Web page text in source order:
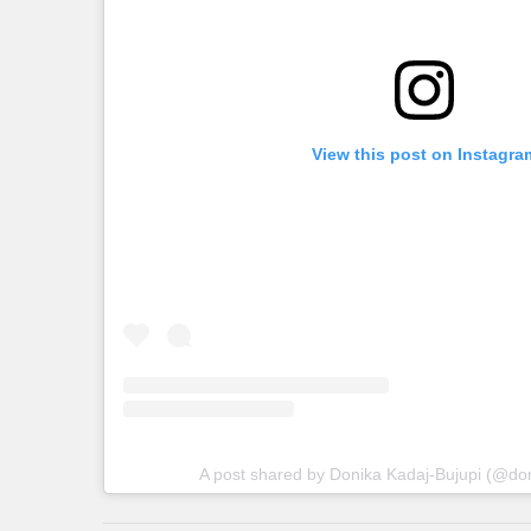
View this post on
A post shared by Donika Kadaj-Bujupi